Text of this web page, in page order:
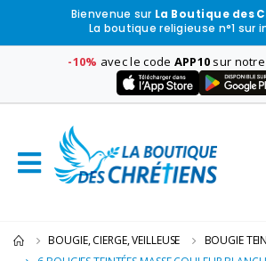
Bienvenue sur La Boutique des
La boutique religieuse n°1 sur
-10% avec le code APP10 sur
BOUGIE, CIERGE, VEILLEUSE
BOUGIE